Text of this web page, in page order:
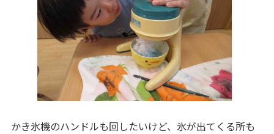
かき氷機のハンドルも回したいけど、氷が出てくる所も